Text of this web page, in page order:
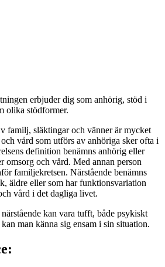
erbjuder dig som anhörig, stöd i
olika stödformer.
familj, släktingar och vänner är mycket
vård som utförs av anhöriga sker ofta i
definition benämns anhörig eller
omsorg och vård. Med annan person
familjekretsen. Närstående benämns
äldre eller som har funktionsvariation
vård i det dagliga livet.
kan vara tufft, både psykiskt
man känna sig ensam i sin situation.